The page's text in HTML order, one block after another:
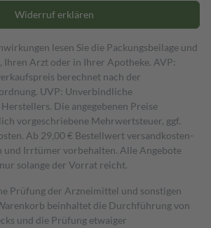
Widerruf erklären
lesen Sie die Packungsbeilage und
Ihren Arzt oder in Ihrer Apotheke. AVP:
berechnet nach der
UVP: Unverbindliche
Die angegebenen Preise
vorgeschriebene Mehrwertsteuer, ggf.
Ab 29,00 € Bestell­wert versand­kosten­
und Irrtümer vorbehalten. Alle Angebote
solange der Vorrat reicht.
Prüfung der Arzneimittel und sonstigen
beinhaltet die Durchführung von
und die Prüfung etwaiger